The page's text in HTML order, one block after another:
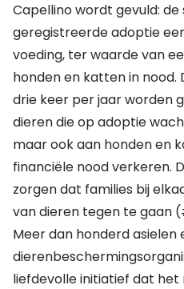
Capellino wordt gevuld:
geregistreerde adoptie
voeding, ter waarde van
honden en katten in nood.
drie keer per jaar worden
dieren die op adoptie
maar ook aan honden en
financiële nood verkeren.
zorgen dat families bij
van dieren tegen te gaan
Meer dan honderd asielen
liefdevolle initiatief dat